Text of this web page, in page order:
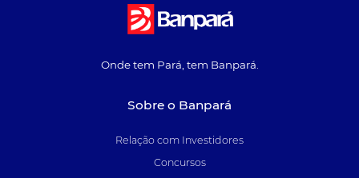
Onde tem Pará, tem Banpará.
Sobre o Banpará
Relação com Investidores
Concursos